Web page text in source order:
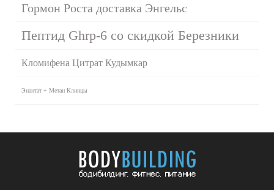
Гормон Роста доставка Энгельс
Пептид Ghrp-6 со скидкой Березники
Кломифена Цитрат Кудымкар
Энантат + Метан Клинцы